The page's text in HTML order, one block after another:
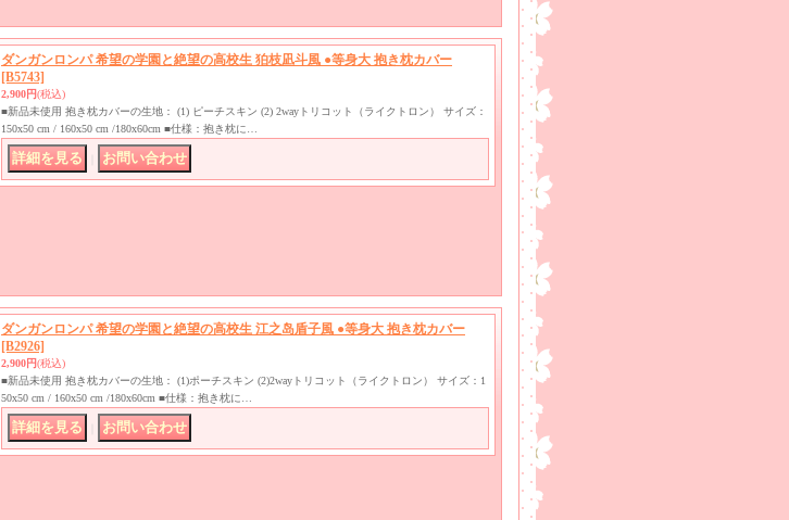
ダンガンロンパ 希望の学園と絶望の高校生 狛枝凪斗風 ●等身大 抱き枕カバー
[B5743]
2,900円(税込)
■新品未使用 抱き枕カバーの生地： (1) ピーチスキン (2) 2wayトリコット（ライクトロン） サイズ：
150x50 cm / 160x50 cm /180x60cm ■仕様：抱き枕に…
ダンガンロンパ 希望の学園と絶望の高校生 江之岛盾子風 ●等身大 抱き枕カバー
[B2926]
2,900円(税込)
■新品未使用 抱き枕カバーの生地： (1)ポーチスキン (2)2wayトリコット（ライクトロン） サイズ：1
50x50 cm / 160x50 cm /180x60cm ■仕様：抱き枕に…